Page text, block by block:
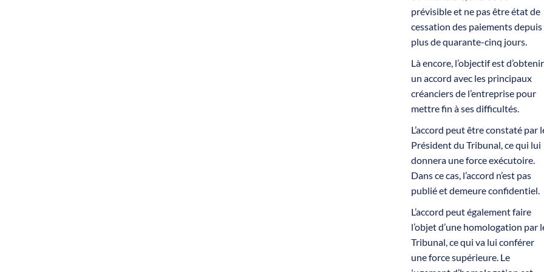
prévisible et ne pas être état de
cessation des paiements depuis
plus de quarante-cinq jours.
Là encore, l’objectif est d’obtenir
un accord avec les principaux
créanciers de l’entreprise pour
mettre fin à ses difficultés.
L’accord peut être constaté par
Président du Tribunal, ce qui lui
donnera une force exécutoire.
Dans ce cas, l’accord n’est pas
publié et demeure confidentiel.
L’accord peut également faire
l’objet d’une homologation par
Tribunal, ce qui va lui conférer
une force supérieure. Le